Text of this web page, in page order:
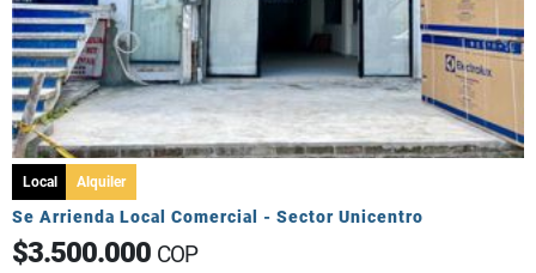
Local Alquiler
Se Arrienda Local Comercial - Sector Unicentro
$3.500.000 COP